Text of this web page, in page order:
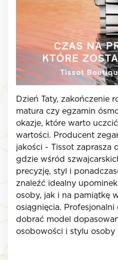
Dzień Taty, zakończenie
matura czy egzamin
okazje, które warto
wartości. Producent
jakości - Tissot zaprasza
gdzie wśród
precyzję, styl i
znaleźć idealny
osoby, jak i na pamiątkę
osiągnięcia.
dobrać model
osobowości i stylu osoby